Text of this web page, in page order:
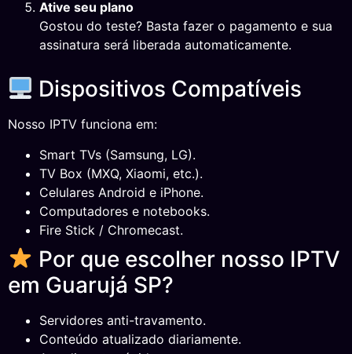
Ative seu plano
Gostou do teste? Basta fazer o pagamento e sua
assinatura será liberada automaticamente.
Dispositivos Compatíveis
Nosso IPTV funciona em:
Smart TVs (Samsung, LG).
TV Box (MXQ, Xiaomi, etc.).
Celulares Android e iPhone.
Computadores e notebooks.
Fire Stick / Chromecast.
Por que escolher nosso IPTV
em Guarujá SP?
Servidores anti-travamento.
Conteúdo atualizado diariamente.